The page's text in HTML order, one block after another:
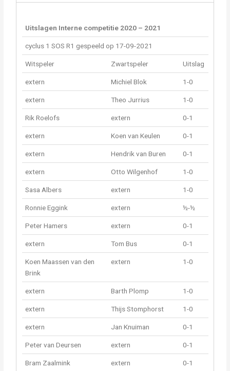
Uitslagen Interne competitie 2020 – 2021
cyclus 1 SOS R1 gespeeld op 17-09-2021
Witspeler Zwartspeler Uitslag
extern Michiel Blok 1-0
extern Theo Jurrius 1-0
Rik Roelofs extern 0-1
extern Koen van Keulen 0-1
extern Hendrik van Buren 0-1
extern Otto Wilgenhof 1-0
Sasa Albers extern 1-0
Ronnie Eggink extern ½-½
Peter Hamers extern 0-1
extern Tom Bus 0-1
Koen Maassen van den
Brink
extern 1-0
extern Barth Plomp 1-0
extern Thijs Stomphorst 1-0
extern Jan Knuiman 0-1
Peter van Deursen extern 0-1
Bram Zaalmink extern 0-1